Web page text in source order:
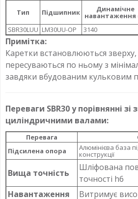
Тип Підшипник Динамічне
навантаження
SBR30LUU LM30UU-OP 3140
Примітка:
Каретки встановлюються
пересуваються по ньому з
завдяки вбудованим кульковим
Переваги SBR30 у порівнянні
циліндричними валами:
Перевага
Підсилена опора
Алюмінієва база
конструкції
Вища точність
Шліфована
точності h6
Навантаження
Витримує